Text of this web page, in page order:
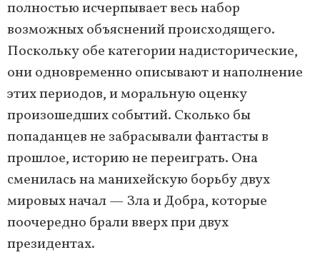
полностью исчерпывает весь набор
возможных объяснений происходящего.
Поскольку обе категории надисторические,
они одновременно описывают и наполнение
этих периодов, и моральную оценку
произошедших событий. Сколько бы
попаданцев не забрасывали фантасты в
прошлое, историю не переиграть. Она
сменилась на манихейскую борьбу двух
мировых начал — Зла и Добра, которые
поочередно брали вверх при двух
президентах.